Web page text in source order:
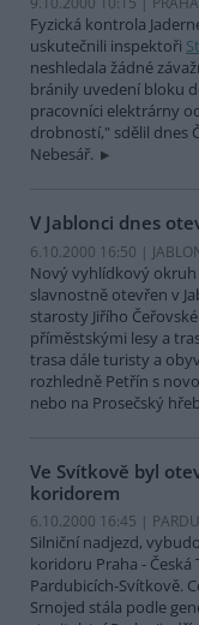
Fyzická kontrola
uskutečnili inspektoři
neshledala žádné
bránily uvedení bloku
pracovníci elektrárny
drobností," sdělil dnes
Nebesář.
V Jablonci dnes
6.10.2000 16:50 |
Nový vyhlídkový
slavnostně otevřen v
starosty Jiřího
příměstskými lesy a
trasa dále turisty a
rozhledně Petřín s
nebo na Prosečský
Ve Svítkově byl
koridorem
6.10.2000 16:45 |
Silniční nadjezd,
koridoru Praha -
Pardubicích-Svítkově.
Srnojed stála podle